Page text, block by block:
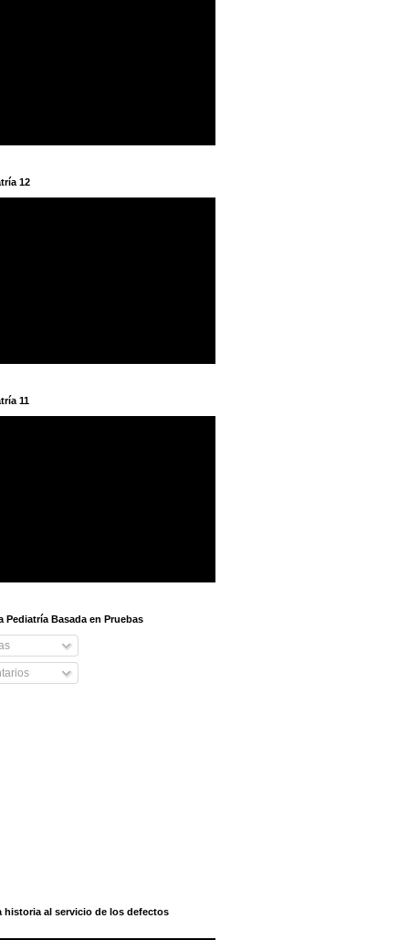
12
11
Pediatría Basada en Pruebas
historia al servicio de los defectos